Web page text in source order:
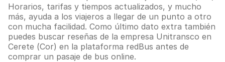
Horarios, tarifas y tiempos actualizados, y mucho
más, ayuda a los viajeros a llegar de un punto a otro
con mucha facilidad. Como último dato extra también
puedes buscar reseñas de la empresa Unitransco en
Cerete (Cor) en la plataforma redBus antes de
comprar un pasaje de bus online.